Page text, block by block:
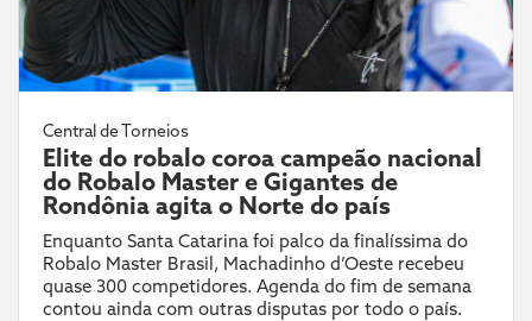
Central de Torneios
Elite do robalo coroa campeão nacional
do Robalo Master e Gigantes de
Rondônia agita o Norte do país
Enquanto Santa Catarina foi palco da finalíssima do
Robalo Master Brasil, Machadinho d’Oeste recebeu
quase 300 competidores. Agenda do fim de semana
contou ainda com outras disputas por todo o país.